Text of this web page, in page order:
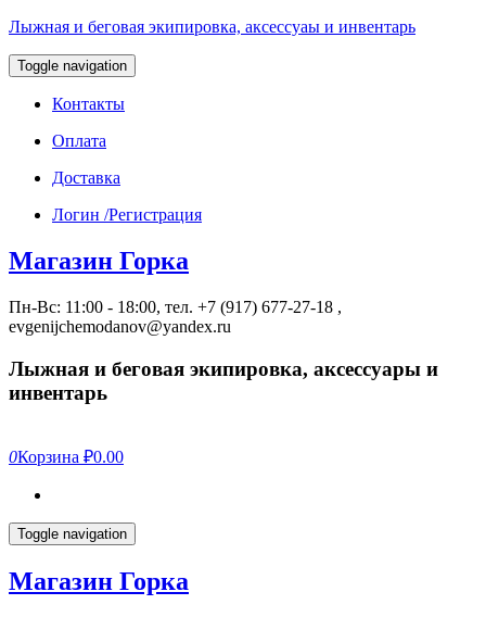
Лыжная и беговая экипировка, аксессуаы и инвентарь
Toggle navigation
Контакты
Оплата
Доставка
Логин /Регистрация
Магазин Горка
Пн-Вс: 11:00 - 18:00, тел. +7 (917) 677-27-18 ,
evgenijchemodanov@yandex.ru
Лыжная и беговая экипировка, аксессуары и
инвентарь
0Корзина ₽0.00
Toggle navigation
Магазин Горка